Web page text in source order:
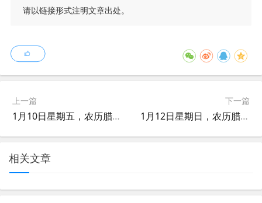
请以链接形式注明文章出处。
上一篇
1月10日星期五，农历腊月十一，工作愉快，平安喜乐
下一篇
1月12日星期日，农历腊月十三，工作愉快，平安喜乐
相关文章